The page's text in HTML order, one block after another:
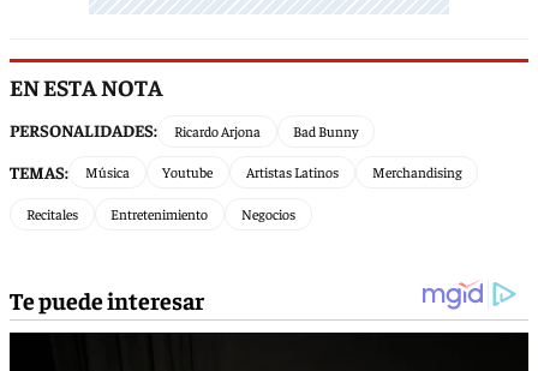
EN ESTA NOTA
PERSONALIDADES: Ricardo Arjona Bad Bunny
TEMAS: Música Youtube Artistas Latinos Merchandising
Recitales Entretenimiento Negocios